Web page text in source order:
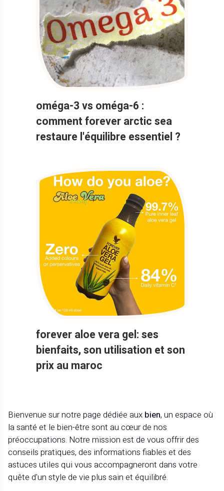
oméga-3 vs oméga-6 :
comment forever arctic sea
restaure l'équilibre essentiel ?
forever aloe vera gel: ses
bienfaits, son utilisation et son
prix au maroc
Bienvenue sur notre page dédiée aux bien, un espace où
la santé et le bien-être sont au cœur de nos
préoccupations. Notre mission est de vous offrir des
conseils pratiques, des informations fiables et des
astuces utiles qui vous accompagneront dans votre
quête d'un style de vie plus sain et équilibré.